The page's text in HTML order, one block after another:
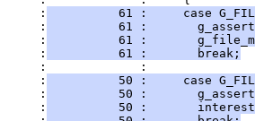
:
61 :     case
:
61 :
:
61 :
:
          61 :       break;
:             :
:
50 :     case
:
50 :
:
50 :